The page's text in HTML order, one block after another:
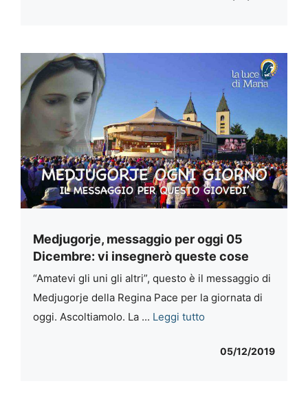
Medjugorje, messaggio per oggi 05
Dicembre: vi insegnerò queste cose
“Amatevi gli uni gli altri”, questo è il messaggio di
Medjugorje della Regina Pace per la giornata di
oggi. Ascoltiamolo. La ... Leggi tutto
05/12/2019